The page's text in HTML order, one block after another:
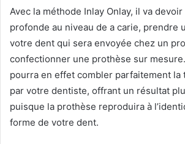
Avec la méthode Inlay Onlay, il va
profonde au niveau de a carie, prendre
votre dent qui sera envoyée chez un
confectionner une prothèse sur
pourra en effet combler parfaitement la
par votre dentiste, offrant un résultat
puisque la prothèse reproduira à
forme de votre dent.